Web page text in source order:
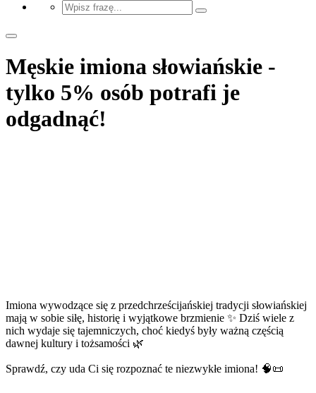
Męskie imiona słowiańskie -
tylko 5% osób potrafi je
odgadnąć!
Imiona wywodzące się z przedchrześcijańskiej tradycji słowiańskiej
mają w sobie siłę, historię i wyjątkowe brzmienie ✨ Dziś wiele z
nich wydaje się tajemniczych, choć kiedyś były ważną częścią
dawnej kultury i tożsamości 🌿
Sprawdź, czy uda Ci się rozpoznać te niezwykłe imiona! 🧠📜